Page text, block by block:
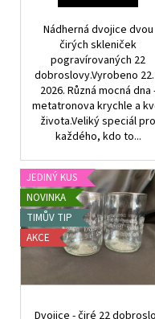
Nádherná dvojice dvou
čirých skleniček
pogravírovaných 22
dobroslovy.Vyrobeno
2026. Různá mocná dna
metatronova krychle a
života.Veliký speciál pro
každého, kdo to...
JEDINÝ KUS
NOVINKA
TIMŮV TIP
AKCE
Dvojice - čiré 22